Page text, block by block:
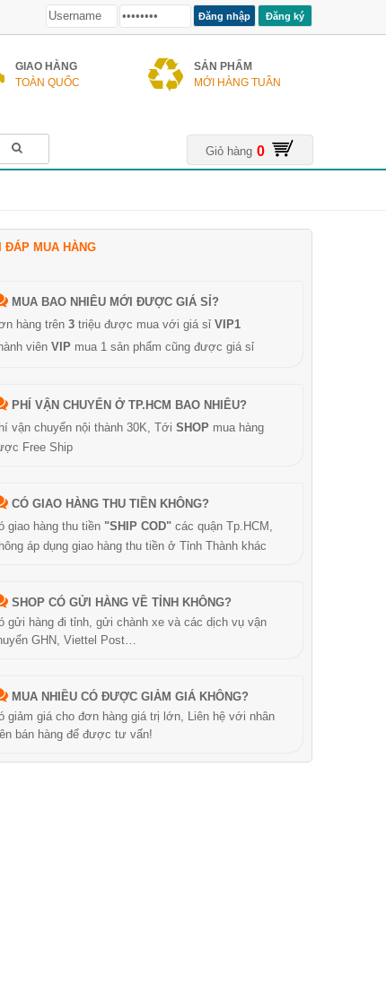
Đăng ký
GIAO HÀNG
TOÀN QUỐC
SẢN PHẨM
MỚI HÀNG TUẦN
Giỏ hàng 0
ĐÁP MUA HÀNG
MUA BAO NHIÊU MỚI ĐƯỢC GIÁ SỈ?
hàng trên 3 triệu được mua với giá sỉ VIP1
viên VIP mua 1 sản phẩm cũng được giá sỉ
PHÍ VẬN CHUYỂN Ở TP.HCM BAO NHIÊU?
vận chuyển nội thành 30K, Tới SHOP mua hàng
Free Ship
CÓ GIAO HÀNG THU TIỀN KHÔNG?
giao hàng thu tiền "SHIP COD" các quận Tp.HCM,
áp dụng giao hàng thu tiền ở Tỉnh Thành khác
SHOP CÓ GỬI HÀNG VỀ TỈNH KHÔNG?
gửi hàng đi tỉnh, gửi chành xe và các dịch vụ vận
GHN, Viettel Post…
MUA NHIỀU CÓ ĐƯỢC GIẢM GIÁ KHÔNG?
giảm giá cho đơn hàng giá trị lớn, Liên hệ với nhân
bán hàng để được tư vấn!